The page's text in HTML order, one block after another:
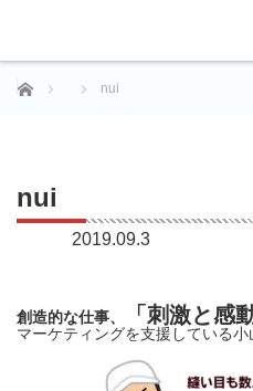
ホーム nui
nui
2019.09.3
創造的な仕事、 「刺激と感
マーケティングを支援している小